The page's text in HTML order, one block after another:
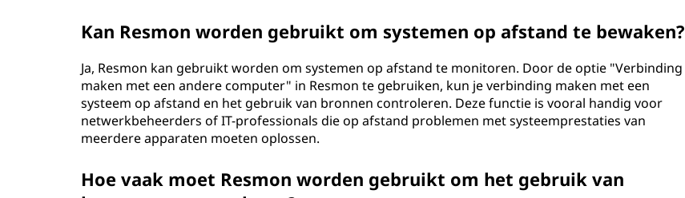
Kan Resmon worden gebruikt om systemen op afstand te bewaken?
Ja, Resmon kan gebruikt worden om systemen op afstand te monitoren. Door de optie "Verbinding
maken met een andere computer" in Resmon te gebruiken, kun je verbinding maken met een
systeem op afstand en het gebruik van bronnen controleren. Deze functie is vooral handig voor
netwerkbeheerders of IT-professionals die op afstand problemen met systeemprestaties van
meerdere apparaten moeten oplossen.
Hoe vaak moet Resmon worden gebruikt om het gebruik van